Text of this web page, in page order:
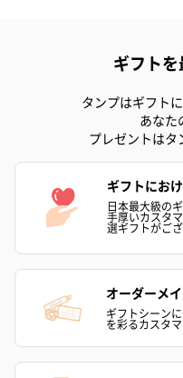
ブーケ（ピンク）
ブ
（
紅茶・コーヒー・スイー
紅茶・コーヒー・スイーツ
への＋αにおすすめです。
ギフトを
タンプはギフト
あなた
プレゼントはタ
ギフトにお
日本最大級の
手厚いカスタ
選ギフトがござ
オーダーメ
ギフトシーン
を彩るカスタ